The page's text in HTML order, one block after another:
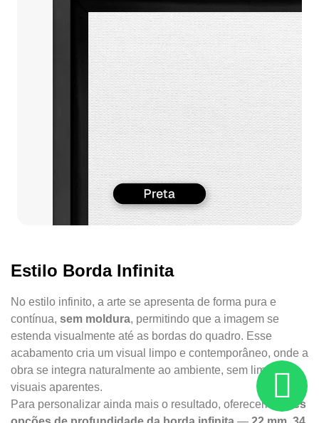
Estilo Borda Infinita
No estilo infinito, a arte se apresenta de forma pura e
contínua, sem moldura, permitindo que a imagem se
estenda visualmente até as bordas do quadro. Esse
acabamento cria um visual limpo e contemporâneo, onde a
obra se integra naturalmente ao ambiente, sem limites
visuais aparentes.
Para personalizar ainda mais o resultado, oferecemos
três